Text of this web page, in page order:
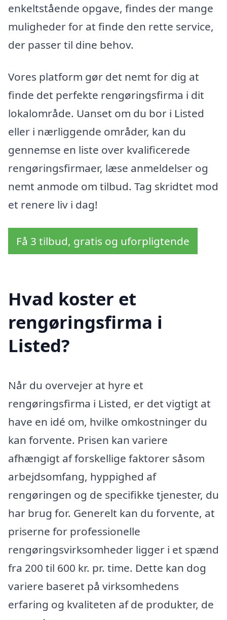
enkeltstående opgave, findes der mange
muligheder for at finde den rette service,
der passer til dine behov.
Vores platform gør det nemt for dig at
finde det perfekte rengøringsfirma i dit
lokalområde. Uanset om du bor i Listed
eller i nærliggende områder, kan du
gennemse en liste over kvalificerede
rengøringsfirmaer, læse anmeldelser og
nemt anmode om tilbud. Tag skridtet mod
et renere liv i dag!
Få 3 tilbud, gratis og uforpligtende
Hvad koster et
rengøringsfirma i
Listed?
Når du overvejer at hyre et
rengøringsfirma i Listed, er det vigtigt at
have en idé om, hvilke omkostninger du
kan forvente. Prisen kan variere
afhængigt af forskellige faktorer såsom
arbejdsomfang, hyppighed af
rengøringen og de specifikke tjenester, du
har brug for. Generelt kan du forvente, at
priserne for professionelle
rengøringsvirksomheder ligger i et spænd
fra 200 til 600 kr. pr. time. Dette kan dog
variere baseret på virksomhedens
erfaring og kvaliteten af de produkter, de